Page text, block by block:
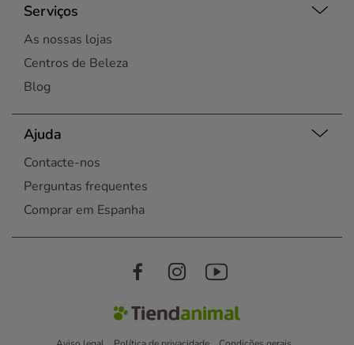
Serviços
As nossas lojas
Centros de Beleza
Blog
Ajuda
Contacte-nos
Perguntas frequentes
Comprar em Espanha